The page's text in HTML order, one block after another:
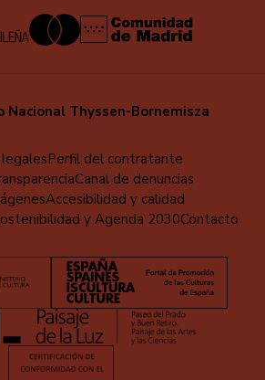
Nacional Thyssen-Bornemisza
Perfil del contratante
Canal de denuncias
Accesibilidad y calidad
y Agenda 2030Contacto